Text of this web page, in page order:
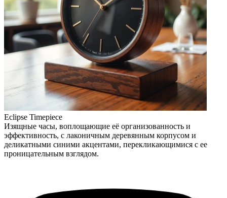
Eclipse Timepiece
Изящные часы, воплощающие её организованность и
эффективность, с лаконичным деревянным корпусом и
деликатными синими акцентами, перекликающимися с ее
проницательным взглядом.